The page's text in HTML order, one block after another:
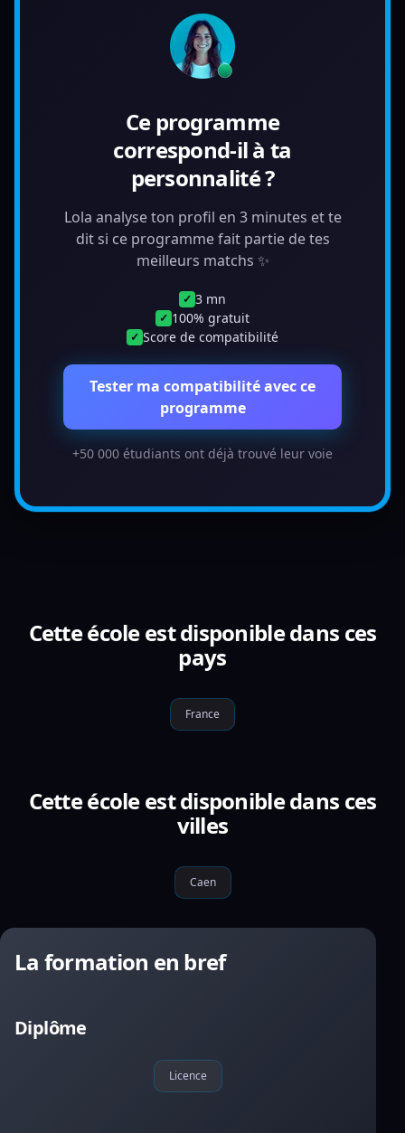
Ce programme
correspond-il à ta
personnalité ?
Lola analyse ton profil en 3 minutes et te
dit si ce programme fait partie de tes
meilleurs matchs ✨
✓ 3 mn
✓ 100% gratuit
✓ Score de compatibilité
Tester ma compatibilité avec ce
programme
+50 000 étudiants ont déjà trouvé leur voie
Cette école est disponible dans ces
pays
France
Cette école est disponible dans ces
villes
Caen
La formation en bref
Diplôme
Licence